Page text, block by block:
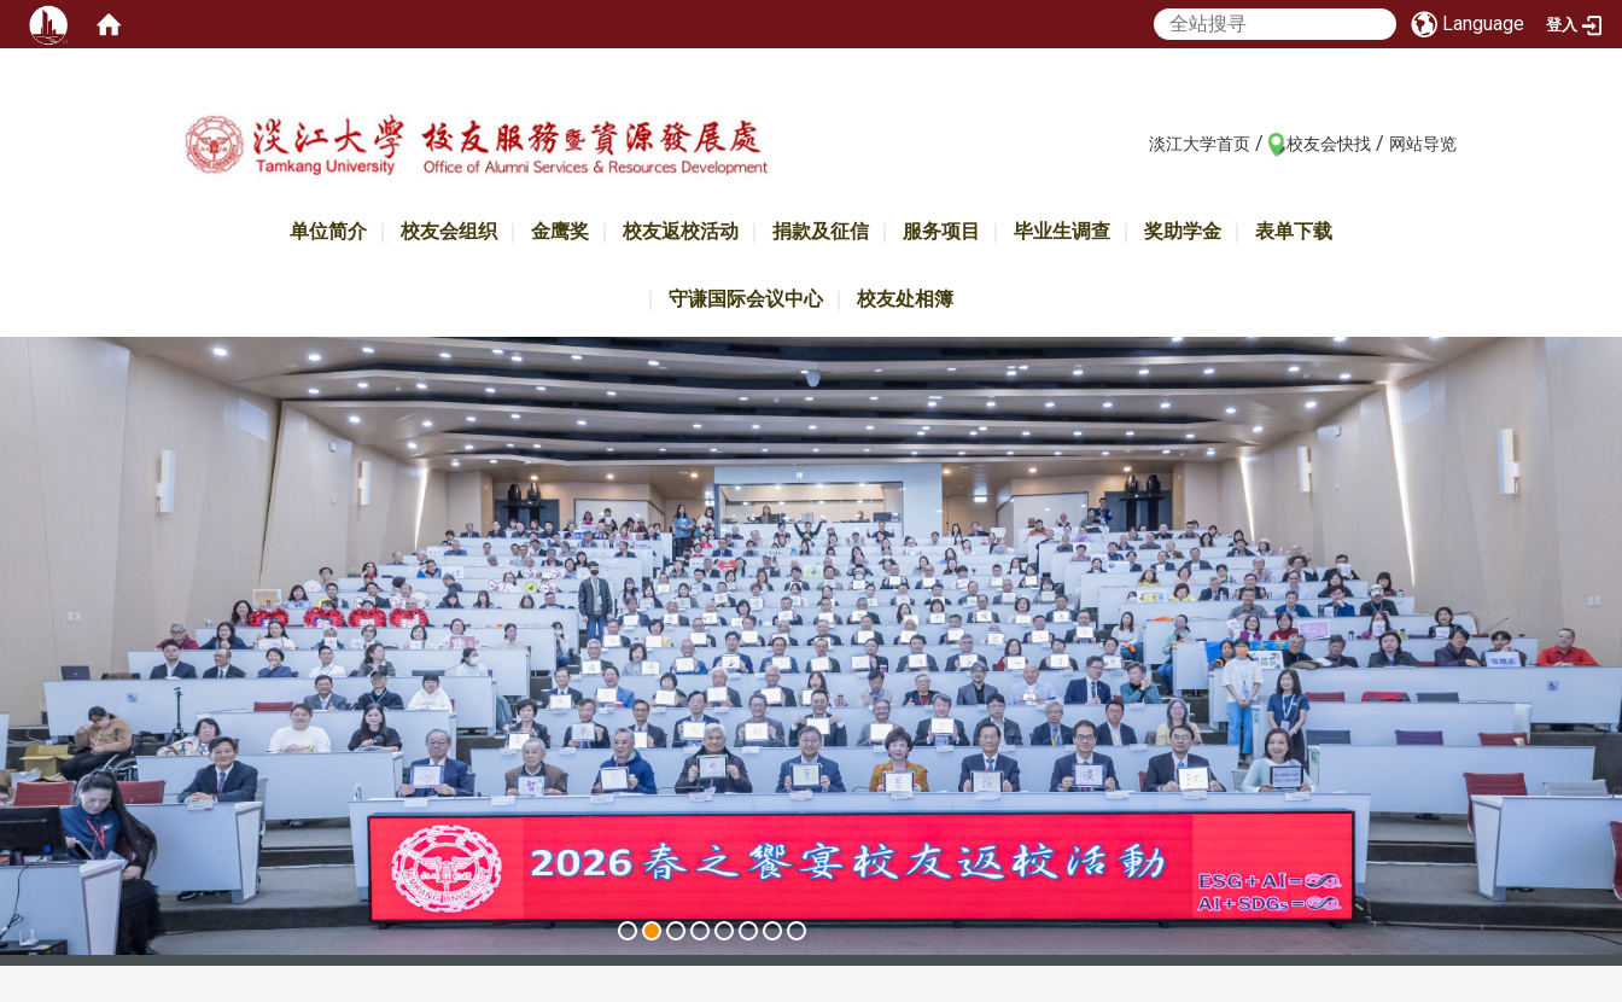
Language 登入
淡江大学首页 / 校友会快找 / 网站导览
单位简介 校友会组织 金鹰奖 校友返校活动 捐款及征信 服务项目 毕业生调查 奖助学金 表单下载
守谦国际会议中心 校友处相簿